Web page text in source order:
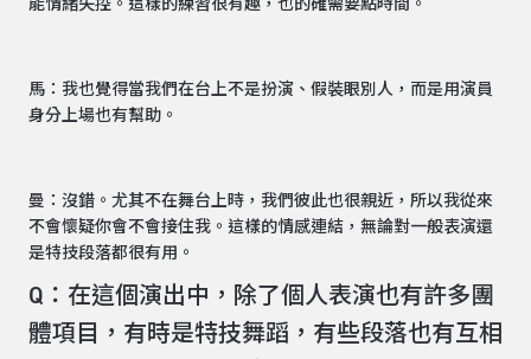
能情緒失控。這樣的練習很有趣，也的確需要點時間。
馬：我也覺得當我們在台上不是扮演、假裝眼別人，而是用演員
身分上場也有幫助。
曼：沒錯。尤其不在舞台上時，我們彼此也很親近，所以我從來
不會懷疑你會不會接住我。這樣的情感連結，無論對一般表演還
是特技段落都很有用。
Q：在這個演出中，除了個人表演也有許多團
體項目，有時是特技舞蹈，有些段落也有互相